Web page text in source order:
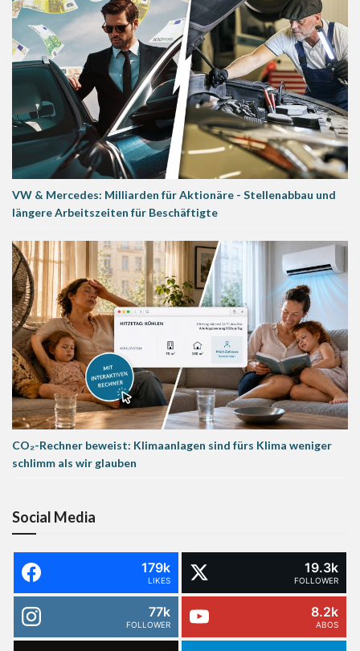
VW & Mercedes: Milliarden für Aktionäre - Stellenabbau und
längere Arbeitszeiten für Beschäftigte
CO₂-Rechner beweist: Klimaanlagen sind fürs Klima weniger
schlimm als wir glauben
Social Media
179k
LIKES
19.3k
FOLLOWER
77k
FOLLOWER
8.2k
ABOS